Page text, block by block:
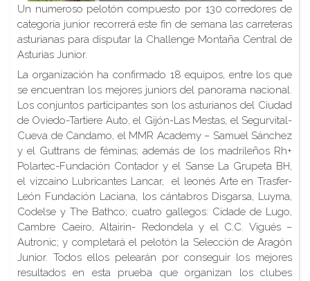
Un numeroso pelotón compuesto por 130 corredores de
categoría junior recorrerá este fin de semana las carreteras
asturianas para disputar la Challenge Montaña Central de
Asturias Junior.
La organización ha confirmado 18 equipos, entre los que
se encuentran los mejores juniors del panorama nacional.
Los conjuntos participantes son los asturianos del Ciudad
de Oviedo-Tartiere Auto, el Gijón-Las Mestas, el Segurvital-
Cueva de Candamo, el MMR Academy – Samuel Sánchez
y el Guttrans de féminas; además de los madrileños Rh+
Polartec-Fundación Contador y el Sanse La Grupeta BH,
el vizcaíno Lubricantes Lancar, el leonés Arte en Trasfer-
León Fundación Laciana, los cántabros Disgarsa, Luyma,
Codelse y The Bathco; cuatro gallegos: Cidade de Lugo,
Cambre Caeiro, Altairin- Redondela y el C.C. Vigués –
Autronic; y completará el pelotón la Selección de Aragón
Junior. Todos ellos pelearán por conseguir los mejores
resultados en esta prueba que organizan los clubes